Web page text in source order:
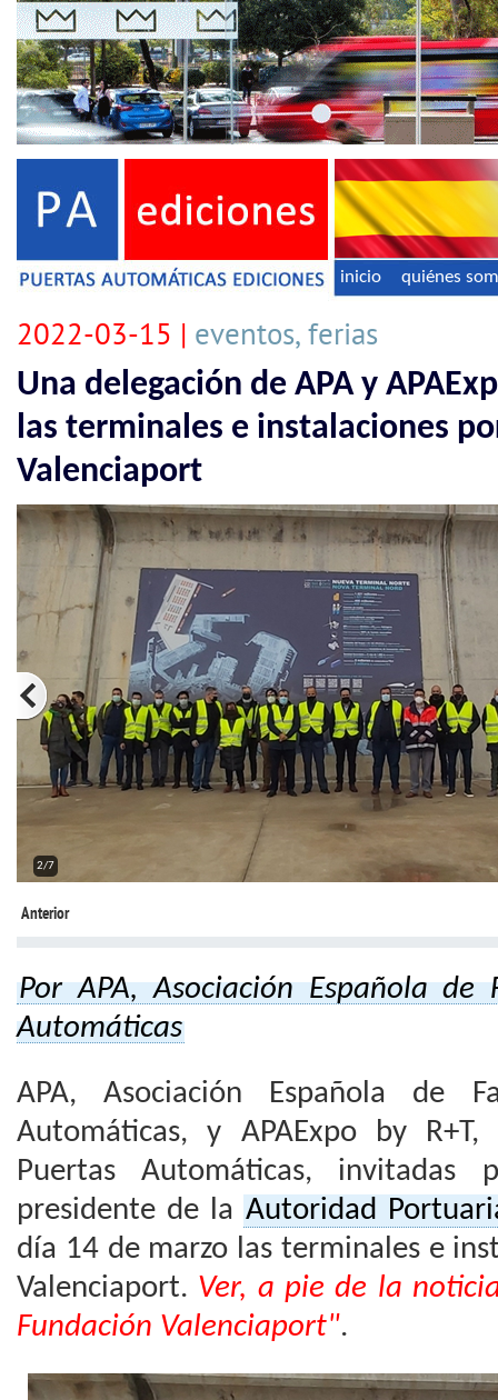
inicio quiénes
2022-03-15 | eventos, ferias
Una delegación de APA y
las terminales e instalaciones
Valenciaport
2/7
Anterior
Por APA, Asociación Española de
Automáticas
APA, Asociación Española de
Automáticas, y APAExpo by
Puertas Automáticas,
presidente de la Autoridad
día 14 de marzo las terminales e
Valenciaport. Ver, a pie de la
Fundación Valenciaport".